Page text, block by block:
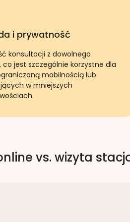
i prywatność
konsultacji z dowolnego
co jest szczególnie korzystne dla
mobilnością lub
w mniejszych
vs. wizyta